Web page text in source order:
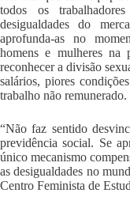
todos os
desigualdades do
aprofunda-as no
homens e mulheres na
reconhecer a divisão
salários, piores
trabalho não remunerado.
“Não faz sentido
previdência social. Se
único mecanismo
as desigualdades no
Centro Feminista de